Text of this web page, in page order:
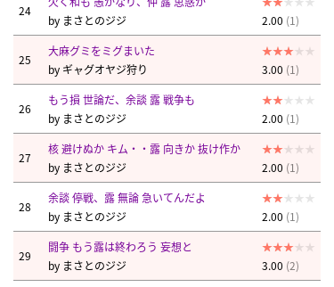
24
by まさとのジジ 2.00 (1)
25
大麻グミをミグまいた
by ギャグオヤジ狩り 3.00 (1)
26
もう損 世論だ、余談 露 戦争も
by まさとのジジ 2.00 (1)
27
核 避けぬか キム・・露 向きか 抜け作か
by まさとのジジ 2.00 (1)
28
余談 停戦、露 無論 急いてんだよ
by まさとのジジ 2.00 (1)
29
闘争 もう露は終わろう 妄想と
by まさとのジジ 3.00 (2)